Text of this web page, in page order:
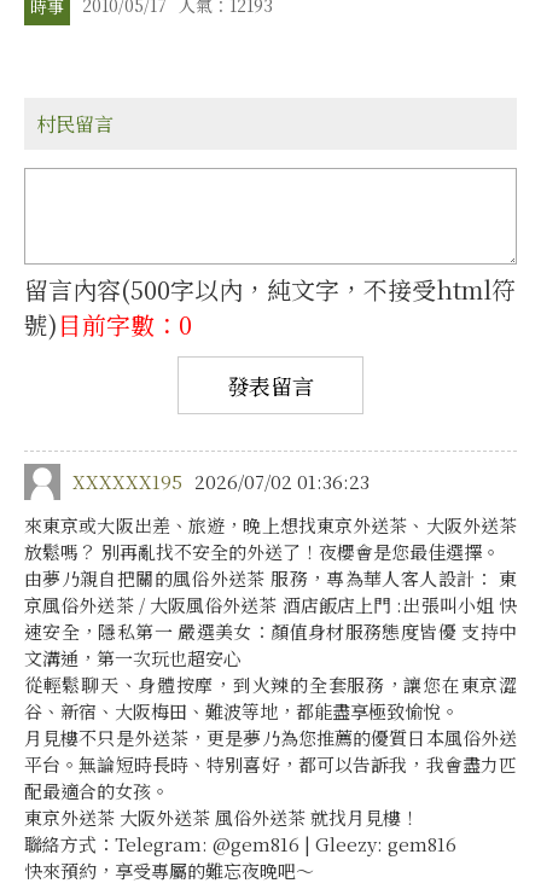
時事 2010/05/17 人氣：12193
村民留言
留言內容(500字以內，純文字，不接受html符
號)目前字數：0
XXXXXX195 2026/07/02 01:36:23
來東京或大阪出差、旅遊，晚上想找東京外送茶、大阪外送茶
放鬆嗎？ 別再亂找不安全的外送了！夜櫻會是您最佳選擇。
由夢乃親自把關的風俗外送茶 服務，專為華人客人設計： 東
京風俗外送茶 / 大阪風俗外送茶 酒店飯店上門 :出張叫小姐 快
速安全，隱私第一 嚴選美女：顏值身材服務態度皆優 支持中
文溝通，第一次玩也超安心
從輕鬆聊天、身體按摩，到火辣的全套服務，讓您在東京澀
谷、新宿、大阪梅田、難波等地，都能盡享極致愉悅。
月見樓不只是外送茶，更是夢乃為您推薦的優質日本風俗外送
平台。無論短時長時、特別喜好，都可以告訴我，我會盡力匹
配最適合的女孩。
東京外送茶 大阪外送茶 風俗外送茶 就找月見樓！
聯絡方式：Telegram: @gem816 | Gleezy: gem816
快來預約，享受專屬的難忘夜晚吧～